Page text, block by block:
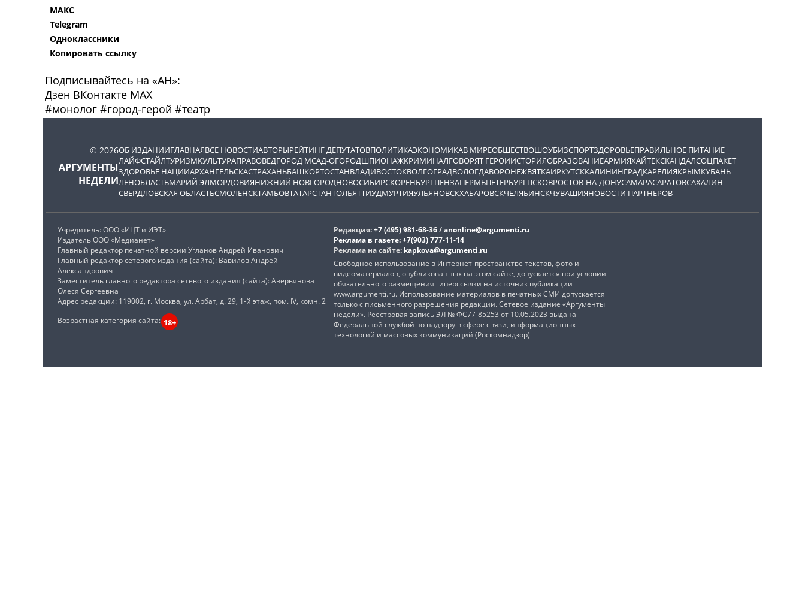
МАКС
Telegram
Одноклассники
Копировать ссылку
Подписывайтесь на «АН»:
Дзен ВКонтакте МАХ
#монолог #город-герой #театр
© 2026
АРГУМЕНТЫ
НЕДЕЛИ
ОБ ИЗДАНИИГЛАВНАЯВСЕ НОВОСТИАВТОРЫРЕЙТИНГ ДЕПУТАТОВПОЛИТИКАЭКОНОМИКАВ МИРЕОБЩЕСТВОШОУБИЗСПОРТЗДОРОВЬЕПРАВИЛЬНОЕ ПИТАНИЕ
ЛАЙФСТАЙЛТУРИЗМКУЛЬТУРАПРАВОВЕДГОРОД МСАД-ОГОРОДШПИОНАЖКРИМИНАЛГОВОРЯТ ГЕРОИИСТОРИЯОБРАЗОВАНИЕАРМИЯХАЙТЕКСКАНДАЛСОЦПАКЕТ
ЗДОРОВЬЕ НАЦИИАРХАНГЕЛЬСКАСТРАХАНЬБАШКОРТОСТАНВЛАДИВОСТОКВОЛГОГРАДВОЛОГДАВОРОНЕЖВЯТКАИРКУТСККАЛИНИНГРАДКАРЕЛИЯКРЫМКУБАНЬ
ЛЕНОБЛАСТЬМАРИЙ ЭЛМОРДОВИЯНИЖНИЙ НОВГОРОДНОВОСИБИРСКОРЕНБУРГПЕНЗАПЕРМЬПЕТЕРБУРГПСКОВРОСТОВ-НА-ДОНУСАМАРАСАРАТОВСАХАЛИН
СВЕРДЛОВСКАЯ ОБЛАСТЬСМОЛЕНСКТАМБОВТАТАРСТАНТОЛЬЯТТИУДМУРТИЯУЛЬЯНОВСКХАБАРОВСКЧЕЛЯБИНСКЧУВАШИЯНОВОСТИ ПАРТНЕРОВ
Учредитель: ООО «ИЦТ и ИЭТ»
Издатель ООО «Медианет»
Главный редактор печатной версии Угланов Андрей Иванович
Главный редактор сетевого издания (сайта): Вавилов Андрей
Александрович
Заместитель главного редактора сетевого издания (сайта): Аверьянова
Олеся Сергеевна
Адрес редакции: 119002, г. Москва, ул. Арбат, д. 29, 1-й этаж, пом. IV, комн. 2
Возрастная категория сайта: 18+
Редакция:+7 (495) 981-68-36/anonline@argumenti.ru
Реклама в газете:+7(903) 777-11-14
Реклама на сайте: kapkova@argumenti.ru
Свободное использование в Интернет-пространстве текстов, фото и
видеоматериалов, опубликованных на этом сайте, допускается при условии
обязательного размещения гиперссылки на источник публикации
www.argumenti.ru. Использование материалов в печатных СМИ допускается
только с письменного разрешения редакции. Сетевое издание «Аргументы
недели». Реестровая запись ЭЛ № ФС77-85253 от 10.05.2023 выдана
Федеральной службой по надзору в сфере связи, информационных
технологий и массовых коммуникаций (Роскомнадзор)